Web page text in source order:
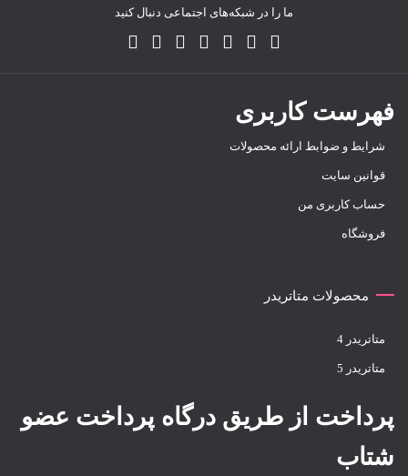
ما را در شبکه‌های اجتماعی دنبال کنید
فهرست کاربری
شرایط و ضوابط ارائه محصولات
قوانین سایت
حساب کاربری من
فروشگاه
محصولات متاتریدر
متاتريدر 4
متاتريدر 5
پرداخت از طریق درگاه پرداخت عضو
شتاب